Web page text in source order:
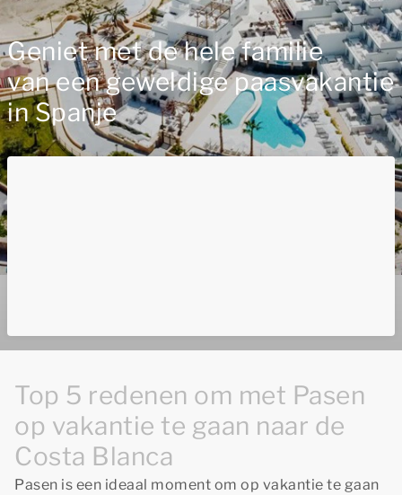
Geniet met de hele familie
van een geweldige paasvakantie
in Spanje
Top 5 redenen om met Pasen
op vakantie te gaan naar de
Costa Blanca
Pasen is een ideaal moment om op vakantie te gaan